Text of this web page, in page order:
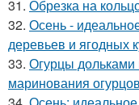
31. Обрезка на
32. Осень -
деревьев и ягодных
33. Огурцы дольками
маринования